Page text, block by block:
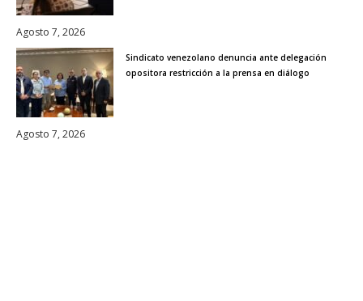
Agosto 7, 2026
Sindicato venezolano denuncia ante delegación
opositora restricción a la prensa en diálogo
Agosto 7, 2026